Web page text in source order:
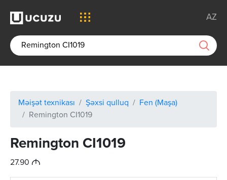
AZ
Məişət texnikası Şəxsi qulluq
Fen (Maşa)
Remington CI1019
Remington CI1019
27.90 M